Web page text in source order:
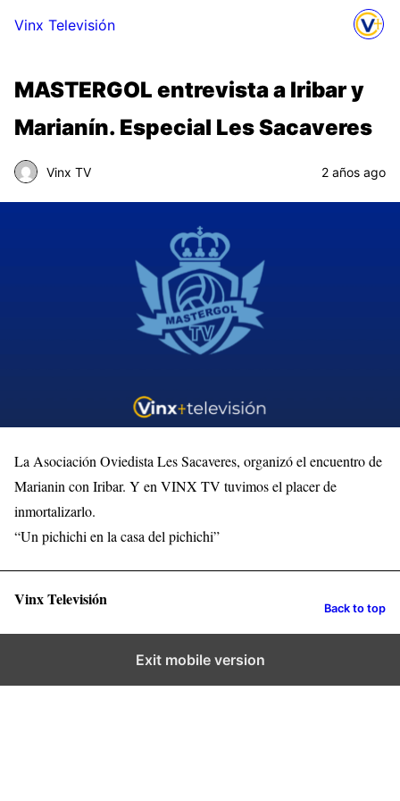
Vinx Televisión
MASTERGOL entrevista a Iribar y
Marianín. Especial Les Sacaveres
Vinx TV 2 años ago
La Asociación Oviedista Les Sacaveres, organizó el encuentro de
Marianin con Iribar. Y en VINX TV tuvimos el placer de
inmortalizarlo.
“Un pichichi en la casa del pichichi”
Vinx Televisión Back to top
Exit mobile version